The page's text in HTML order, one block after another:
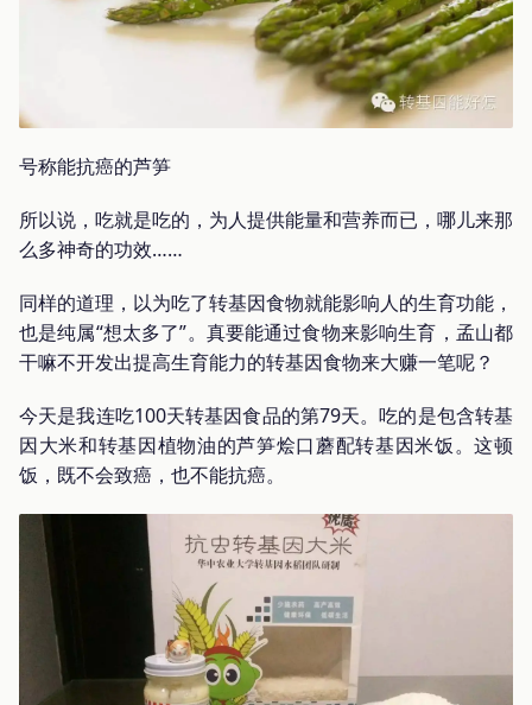
号称能抗癌的芦笋
所以说，吃就是吃的，为人提供能量和营养而已，哪儿来那
么多神奇的功效……
同样的道理，以为吃了转基因食物就能影响人的生育功能，
也是纯属“想太多了”。真要能通过食物来影响生育，孟山都
干嘛不开发出提高生育能力的转基因食物来大赚一笔呢？
今天是我连吃100天转基因食品的第79天。吃的是包含转基
因大米和转基因植物油的芦笋烩口蘑配转基因米饭。这顿
饭，既不会致癌，也不能抗癌。